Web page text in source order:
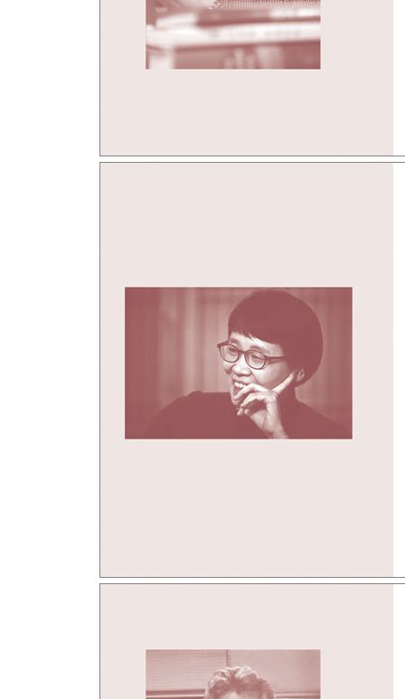
거대한 낙하산을 한 땀 한 땀 꿰매는 사람들
아테네 여성들의 섹스 보이콧
잃어버린 신체성을 회복하기 위하여
〈꽃〉 〈지구 생각〉 〈그냥 둔다〉 〈구름층
〈남향집〉 〈설산 가는 길 2〉 〈속도〉 〈햇빛
정병설 - 환상으로 절망 넘기
아우슈비츠 수용소와 절망 속의 환상
《별 방랑자》의 감각 죽이기
불안의 시대에서 어떻게 살아남을 것인가
오디세우스형 인간이 몰락한 한국 사회